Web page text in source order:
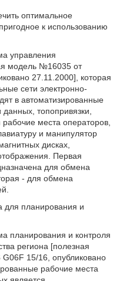
оптимальное
к использованию
управления
модель №16035 от
27.11.2000], которая
сети электронно-
в автоматизированные
топопривязки,
места операторов,
и манипулятор
дисках,
Первая
для обмена
- для обмена
для планирования и
планирования и контроля
региона [полезная
15/16, опубликовано
рабочие места